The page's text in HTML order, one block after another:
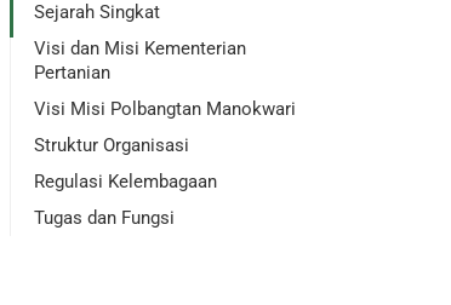
Sejarah Singkat
Visi dan Misi Kementerian
Pertanian
Visi Misi Polbangtan Manokwari
Struktur Organisasi
Regulasi Kelembagaan
Tugas dan Fungsi